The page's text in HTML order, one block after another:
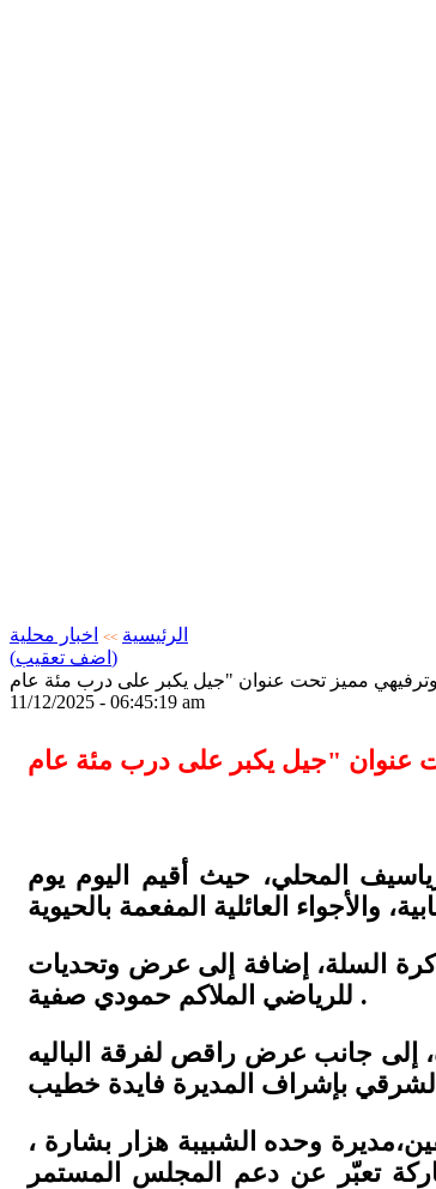
الرئيسية >>
اخبار محلية
(اضف تعقيب)
11/12/2025 - 06:45:19 am
المحلي، حيث أقيم اليوم يوم
كرة السلة، إضافة إلى عرض وتحديات
للرياضي الملاكم حمودي صفية .
إلى جانب عرض راقص لفرقة الباليه
وحده الشبيبة هزار بشارة ،
تعبّر عن دعم المجلس المستمر